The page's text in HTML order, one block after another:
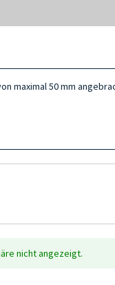
maximal 50 mm
nicht angezeigt.